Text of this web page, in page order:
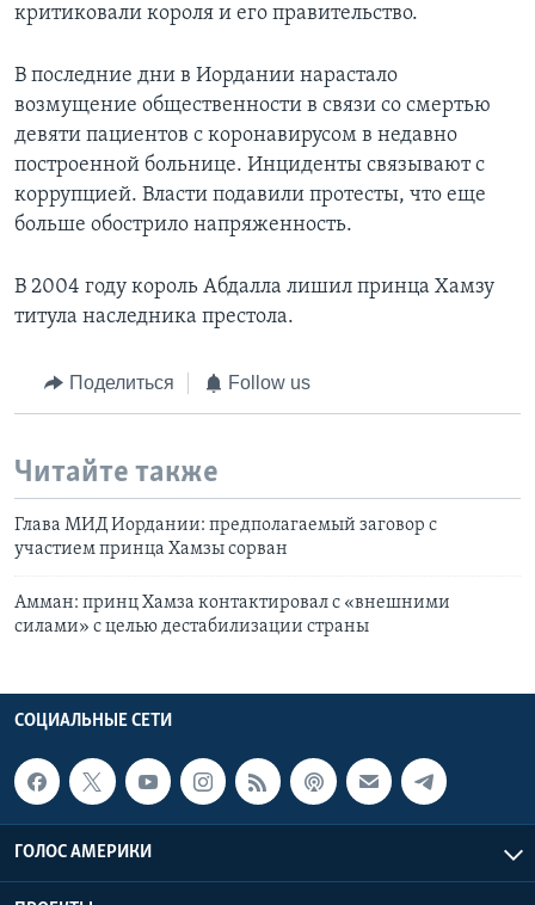
критиковали короля и его правительство.
В последние дни в Иордании нарастало
возмущение общественности в связи со смертью
девяти пациентов с коронавирусом в недавно
построенной больнице. Инциденты связывают с
коррупцией. Власти подавили протесты, что еще
больше обострило напряженность.
В 2004 году король Абдалла лишил принца Хамзу
титула наследника престола.
Поделиться Follow us
Читайте также
Глава МИД Иордании: предполагаемый заговор с
участием принца Хамзы сорван
Амман: принц Хамза контактировал с «внешними
силами» с целью дестабилизации страны
СОЦИАЛЬНЫЕ СЕТИ
ГОЛОС АМЕРИКИ